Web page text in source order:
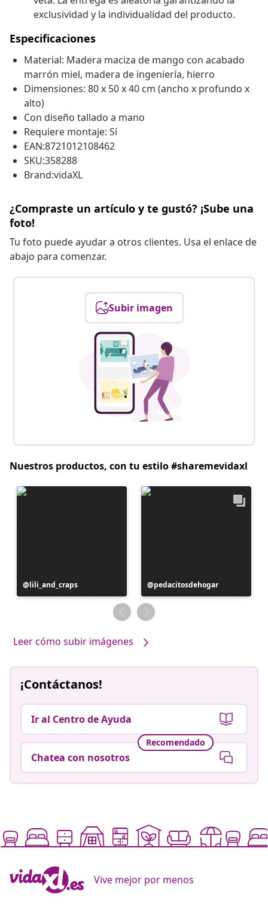
exclusividad y la individualidad del producto.
Especificaciones
Material: Madera maciza de mango con acabado
marrón miel, madera de ingeniería, hierro
Dimensiones: 80 x 50 x 40 cm (ancho x profundo x
alto)
Con diseño tallado a mano
Requiere montaje: Sí
EAN:8721012108462
SKU:358288
Brand:vidaXL
¿Compraste un artículo y te gustó? ¡Sube una
foto!
Tu foto puede ayudar a otros clientes. Usa el enlace de
abajo para comenzar.
Subir imagen
Nuestros productos, con tu estilo #sharemevidaxl
Publicación
realizada
lili_and_craps
Publicación
realizada
por
pedacitosdehogar
Leer cómo subir imágenes
¡Contáctanos!
Ir al Centro de Ayuda
Recomendado
Chatea con nosotros
Vive mejor por menos